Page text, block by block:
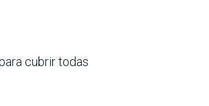
cubrir todas